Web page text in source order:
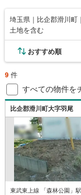
埼玉県｜比企郡滑川町
土地を含む
おすすめ順
9 件
すべての物件を
比企郡滑川町大字羽尾
東武東上線 「森林公園」